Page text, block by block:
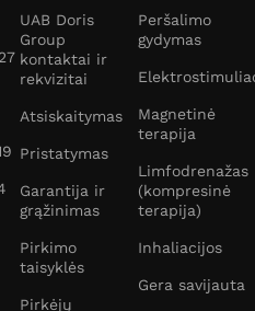
UAB Doris
Group
kontaktai ir
rekvizitai
Atsiskaitymas
Pristatymas
Garantija ir
grąžinimas
Pirkimo
taisyklės
Pirkėjų
Peršalimo
gydymas
Magnetinė
terapija
Limfodrenažas
(kompresinė
terapija)
Inhaliacijos
Gera savijauta